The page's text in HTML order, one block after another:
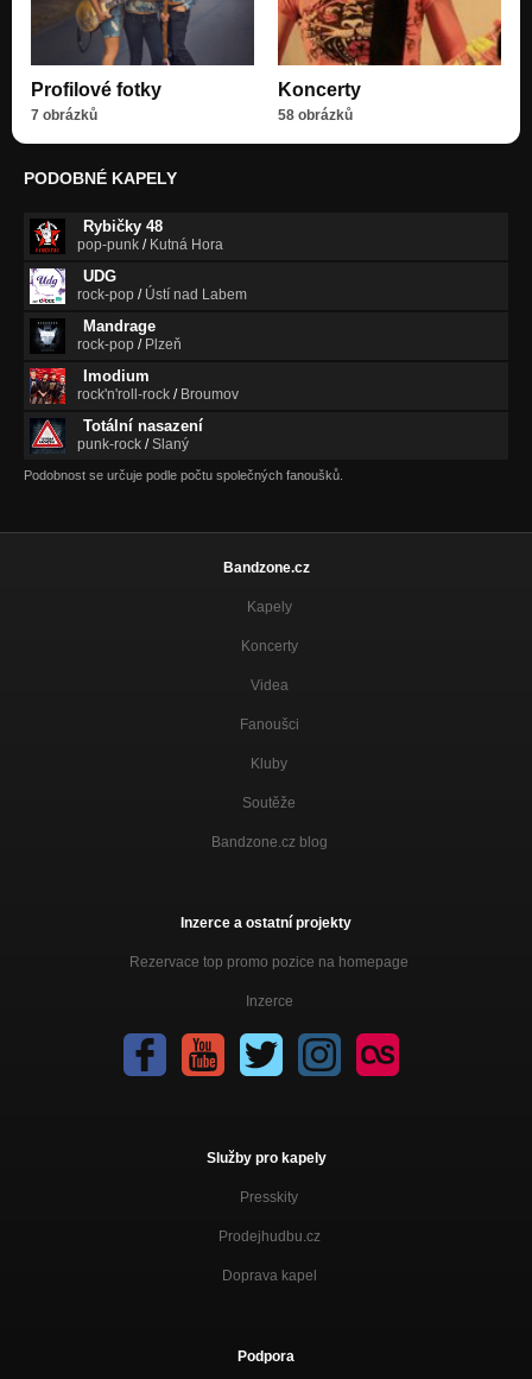
Růžová
Odejdeš
Odejdeš
Odejdeš
Žárlivost
Odejdeš
Letenka
Odejdeš
V příštím životě
Hodiny nekonečný nejsou
Odejdeš
Opatrný taky umíraj
Můj klid se ztrácí
Profilové fotky
7 obrázků
Koncerty
58 obrázků
PODOBNÉ KAPELY
Rybičky 48
pop-punk / Kutná Hora
UDG
rock-pop / Ústí nad Labem
Mandrage
rock-pop / Plzeň
Imodium
rock'n'roll-rock / Broumov
Totální nasazení
punk-rock /Slaný
Podobnost se určuje podle počtu společných fanoušků.
Bandzone.cz
Kapely
Koncerty
Videa
Fanoušci
Kluby
Soutěže
Bandzone.cz blog
Inzerce a ostatní projekty
Rezervace top promo pozice na homepage
Inzerce
Služby pro kapely
Presskity
Prodejhudbu.cz
Doprava kapel
Podpora